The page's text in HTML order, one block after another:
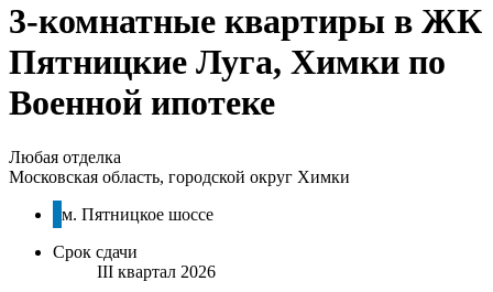
3-комнатные квартиры в ЖК
Пятницкие Луга, Химки по
Военной ипотеке
Любая отделка
Московская область, городской округ Химки
м. Пятницкое шоссе
Срок сдачи
III квартал 2026